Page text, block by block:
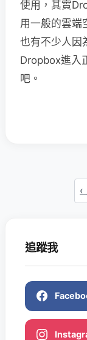
使用，其實
用一般的雲端
也有不少人因
Dropbox進入
吧。
追蹤我